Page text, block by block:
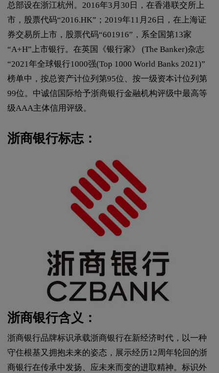
总部设在浙江杭州。2016年3月30日，在香港联交所上
市，股票代码“2016.HK”；2019年11月26日，在上海证
券交易所上市，股票代码“601916”，系全国第13家
“A+H”上市银行。在英国《银行家》 (The Banker)杂志
“2021年全球银行1000强(Top 1000 World Banks 2021)”
榜单中，按总资产计位列第95位、按一级资本计位列第
99位。中诚信国际给予浙商银行金融机构评级中最高等
级AAA主体信用评级。
浙商银行标志：
浙商银行含义：
浙商银行品牌标识承载浙商银行在新经济时代，以一种
守住根基又拥抱未来的姿态，展示经历12周年轮回的浙
商银行在传承中发扬、应未来而变的进取精神。标识外